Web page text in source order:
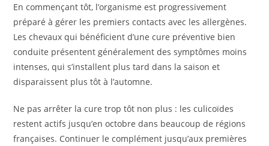
En commençant tôt, l’organisme est progressivement
préparé à gérer les premiers contacts avec les allergènes.
Les chevaux qui bénéficient d’une cure préventive bien
conduite présentent généralement des symptômes moins
intenses, qui s’installent plus tard dans la saison et
disparaissent plus tôt à l’automne.
Ne pas arrêter la cure trop tôt non plus : les culicoïdes
restent actifs jusqu’en octobre dans beaucoup de régions
françaises. Continuer le complément jusqu’aux premières